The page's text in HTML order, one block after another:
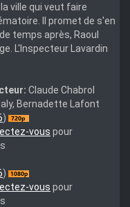
ville qui veut faire
Il promet de s'en
temps après, Raoul
L'Inspecteur Lavardin
Claude Chabrol
Bernadette Lafont
)
vous pour
)
vous pour